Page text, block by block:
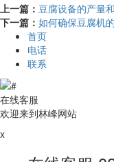
上一篇： 豆腐设备的产量
下一篇： 如何确保豆腐机
首页
电话
联系
在线客服
欢迎来到林峰网站
x